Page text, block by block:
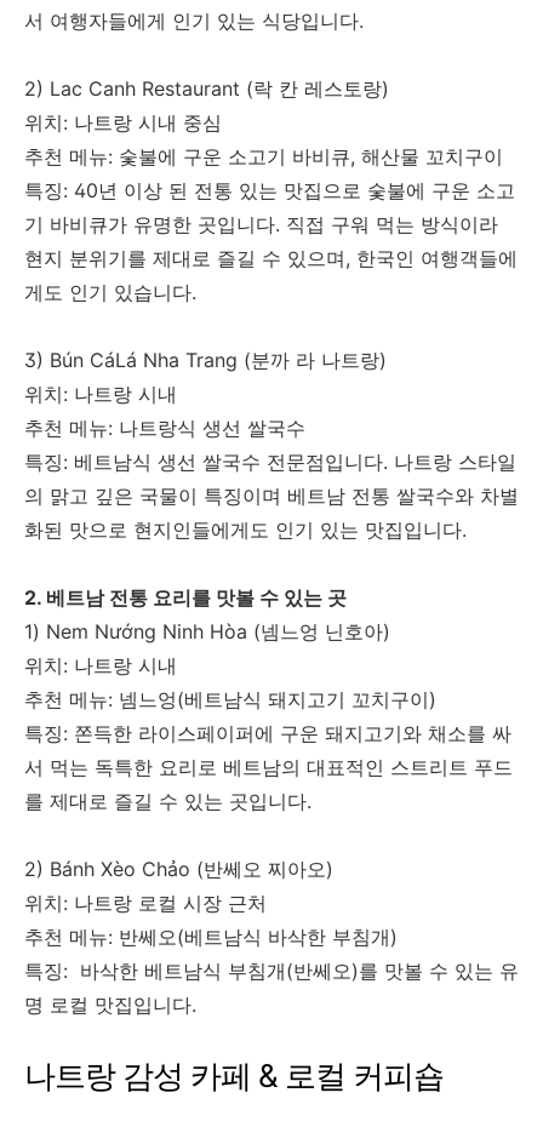
서 여행자들에게 인기 있는 식당입니다.
2) Lac Canh Restaurant (락 칸 레스토랑)
위치: 나트랑 시내 중심
추천 메뉴: 숯불에 구운 소고기 바비큐, 해산물 꼬치구이
특징: 40년 이상 된 전통 있는 맛집으로 숯불에 구운 소고
기 바비큐가 유명한 곳입니다. 직접 구워 먹는 방식이라
현지 분위기를 제대로 즐길 수 있으며, 한국인 여행객들에
게도 인기 있습니다.
3) Bún CáLá Nha Trang (분까 라 나트랑)
위치: 나트랑 시내
추천 메뉴: 나트랑식 생선 쌀국수
특징: 베트남식 생선 쌀국수 전문점입니다. 나트랑 스타일
의 맑고 깊은 국물이 특징이며 베트남 전통 쌀국수와 차별
화된 맛으로 현지인들에게도 인기 있는 맛집입니다.
2. 베트남 전통 요리를 맛볼 수 있는 곳
1) Nem Nướng Ninh Hòa (넴느엉 닌호아)
위치: 나트랑 시내
추천 메뉴: 넴느엉(베트남식 돼지고기 꼬치구이)
특징: 쫀득한 라이스페이퍼에 구운 돼지고기와 채소를 싸
서 먹는 독특한 요리로 베트남의 대표적인 스트리트 푸드
를 제대로 즐길 수 있는 곳입니다.
2) Bánh Xèo Chảo (반쎄오 찌아오)
위치: 나트랑 로컬 시장 근처
추천 메뉴: 반쎄오(베트남식 바삭한 부침개)
특징: 바삭한 베트남식 부침개(반쎄오)를 맛볼 수 있는 유
명 로컬 맛집입니다.
나트랑 감성 카페 & 로컬 커피숍